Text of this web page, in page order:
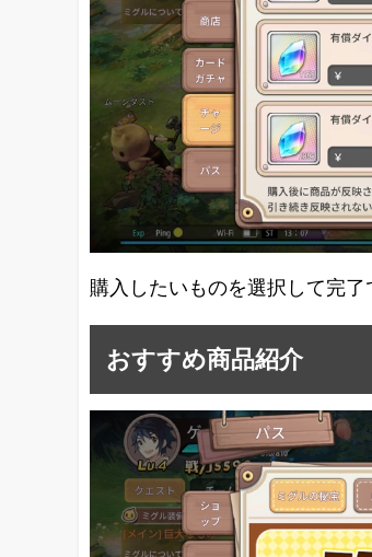
購入したいものを選択して完了
おすすめ商品紹介